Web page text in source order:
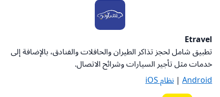
Etravel
تطبيق شامل لحجز تذاكر الطيران والحافلات والفنادق، بالإضافة إلى
خدمات مثل تأجير السيارات وشرائح الاتصال.
Android
| نظام iOS